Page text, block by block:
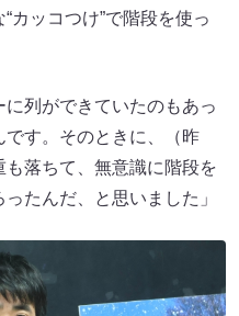
カッコつけ”で階段を使っ
列ができていたのもあっ
す。そのときに、（昨
落ちて、無意識に階段を
たんだ、と思いました」